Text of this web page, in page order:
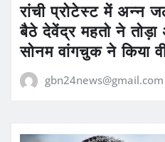
रांची प्रोटेस्ट में अन्न
बैठे देवेंद्र महतो ने
सोनम वांगचुक ने किया
gbn24news@gmail.com